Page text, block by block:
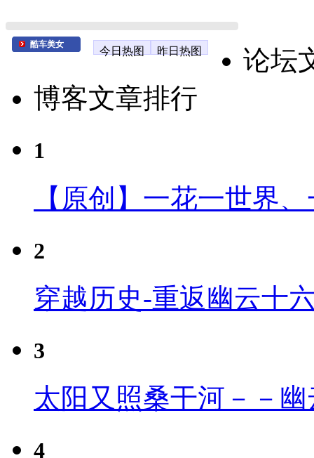
酷车美女
今日热图 昨日热图
论坛
博客文章排行
1
【原创】一花一世界
2
穿越历史-重返幽云十
3
太阳又照桑干河－－
4